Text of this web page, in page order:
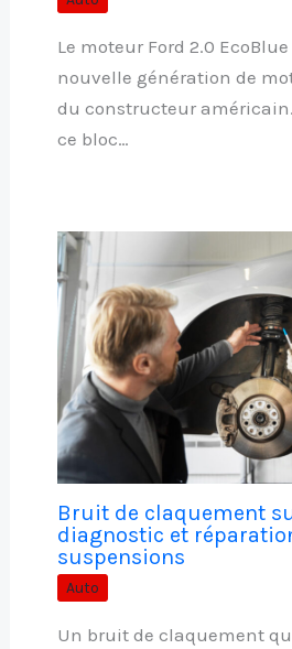
Le moteur Ford 2.0
nouvelle génération de
du constructeur américain.
ce bloc…
Bruit de claquement
diagnostic et
suspensions
Auto
Un bruit de claquement